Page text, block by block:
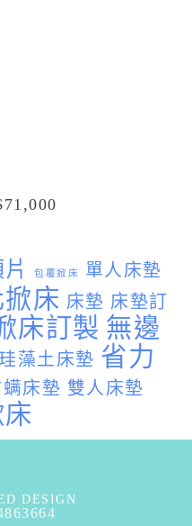
包覆掀床 單人床墊
床 床墊 床墊訂
床訂製 無邊
藻土床墊 省力
螨床墊 雙人床墊
DESIGN